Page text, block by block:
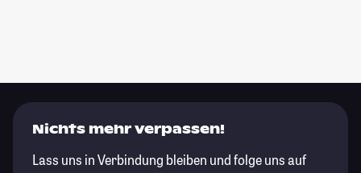
Nichts mehr verpassen!
Lass uns in Verbindung bleiben und folge uns auf